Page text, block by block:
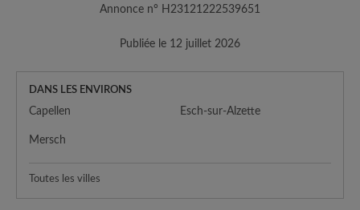
Annonce n° H23121222539651
Publiée le 12 juillet 2026
DANS LES ENVIRONS
Capellen Esch-sur-Alzette
Mersch
Toutes les villes